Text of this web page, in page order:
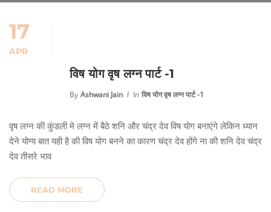
17
APR
विष योग वृष लग्न पार्ट -1
By Ashwani Jain In विष योग वृष लग्न पार्ट -1
वृष लग्न की कुंडली मे लग्न में बैठे शनि और चंद्र देव विष योग बनाएंगे लेकिन ध्यान
देने योग्य बात यही है की विष योग बनने का कारण चंद्र देव होंगे ना की शनि देव चंद्र
देव तीसरे भाव
READ MORE